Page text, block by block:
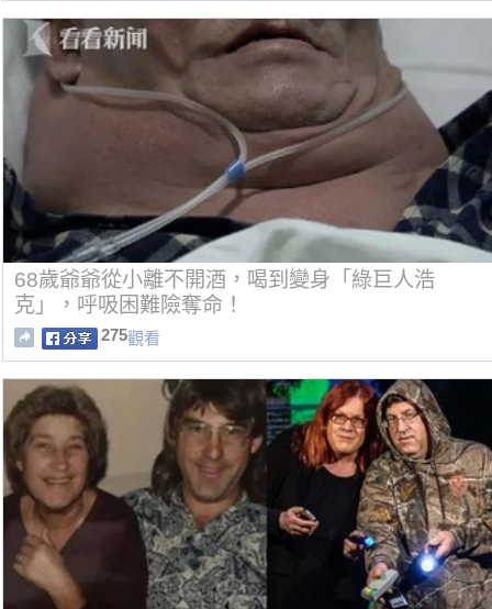
68歲爺爺從小離不開酒，喝到變身「綠巨人浩
克」，呼吸困難險奪命！
275觀看